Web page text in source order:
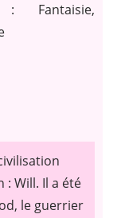
: Fantaisie,
: Will. Il a été
le guerrier